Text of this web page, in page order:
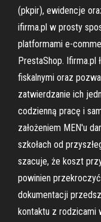
(pkpir), ewidencje
ifirma.pl w prosty
platformami e-
PrestaShop. Ifirma.pl
fiskalnymi oraz
zatwierdzanie ich
codzienną pracę i
założeniem MEN'u
szkołach od
szacuje, że koszt
powinien
dokumentacji
kontaktu z rodzicami